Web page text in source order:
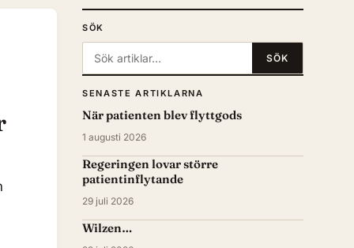
SÖK
Sök: SÖK
SENASTE ARTIKLARNA
När patienten blev flyttgods
1 augusti 2026
Regeringen lovar större
patientinflytande
29 juli 2026
Wilzen…